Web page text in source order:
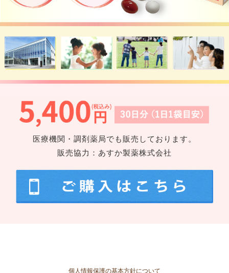
医療機関・調剤薬局でも販売しております。
販売協力：あすか製薬株式会社
個人情報保護の基本方針について